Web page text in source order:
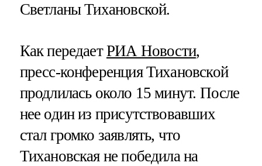
Светланы Тихановской.
Как передаетРИА Новости,
пресс-конференция Тихановской
продлилась около 15 минут. После
нее один из присутствовавших
стал громко заявлять, что
Тихановская не победила на